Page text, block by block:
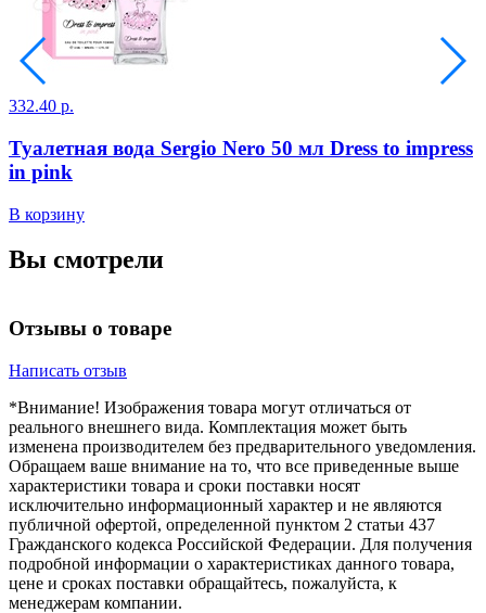
332.40 р.
Туалетная вода Sergio Nero 50 мл Dress to impress
in pink
В корзину
Вы смотрели
Отзывы о товаре
Написать отзыв
*Внимание! Изображения товара могут отличаться от
реального внешнего вида. Комплектация может быть
изменена производителем без предварительного уведомления.
Обращаем ваше внимание на то, что все приведенные выше
характеристики товара и сроки поставки носят
исключительно информационный характер и не являются
публичной офертой, определенной пунктом 2 статьи 437
Гражданского кодекса Российской Федерации. Для получения
подробной информации о характеристиках данного товара,
цене и сроках поставки обращайтесь, пожалуйста, к
менеджерам компании.